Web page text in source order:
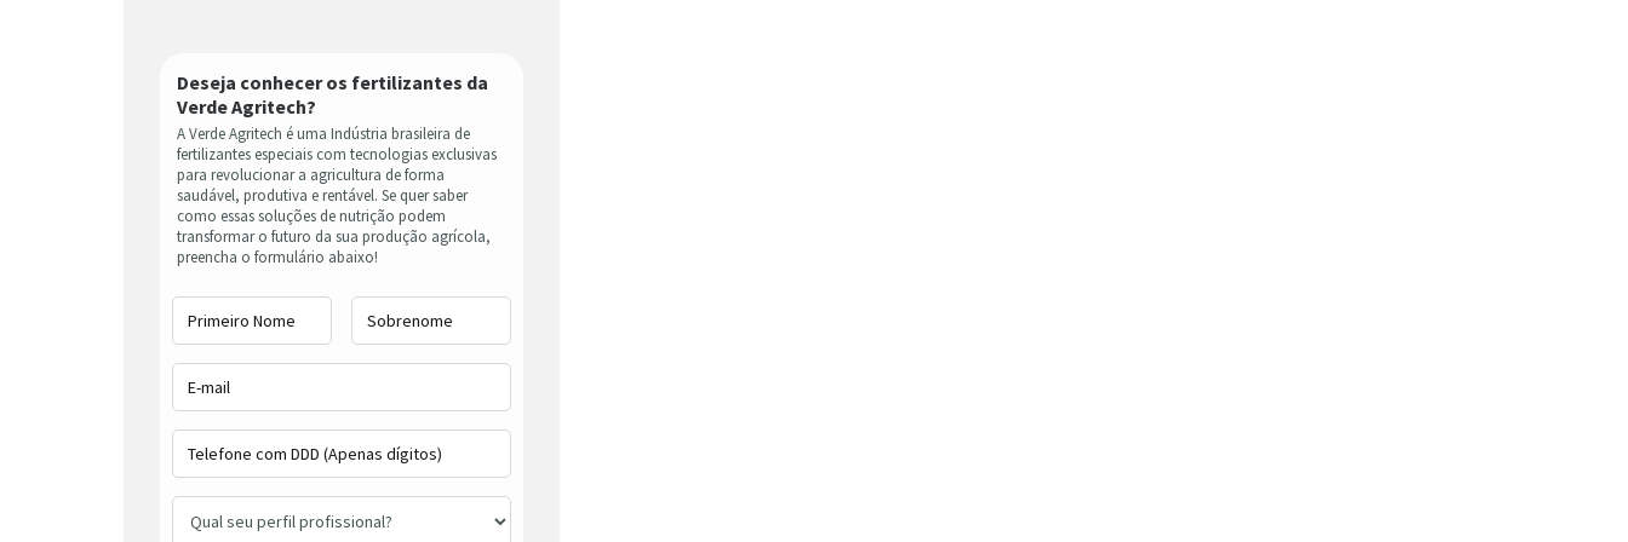
Deseja conhecer os fertilizantes da
Verde Agritech?
A Verde Agritech é uma Indústria brasileira de
fertilizantes especiais com tecnologias exclusivas
para revolucionar a agricultura de forma
saudável, produtiva e rentável. Se quer saber
como essas soluções de nutrição podem
transformar o futuro da sua produção agrícola,
preencha o formulário abaixo!